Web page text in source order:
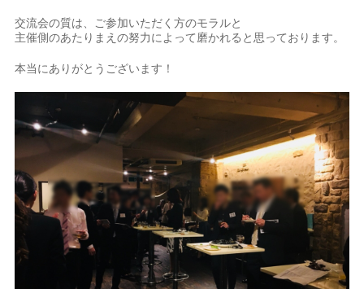
交流会の質は、ご参加いただく方のモラルと
主催側のあたりまえの努力によって磨かれると思っております。
本当にありがとうございます！